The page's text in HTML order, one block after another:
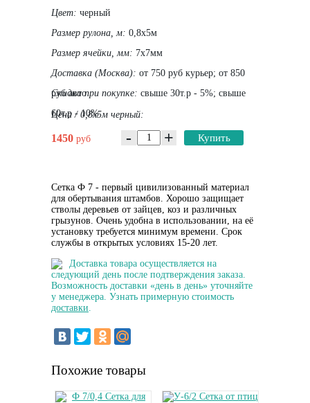
Цвет: черный
Размер рулона, м: 0,8х5м
Размер ячейки, мм: 7х7мм
Доставка (Москва): от 750 руб курьер; от 850
руб авто
Скидка при покупке: свыше 30т.р - 5%; свыше
60т.р - 10%
Цена / 0,8х5м черный:
1450 руб - + Купить
Сетка Ф 7 - первый цивилизованный материал
для обертывания штамбов. Хорошо защищает
стволы деревьев от зайцев, коз и различных
грызунов. Очень удобна в использовании, на её
установку требуется минимум времени. Срок
службы в открытых условиях 15-20 лет.
Доставка товара осуществляется на
следующий день после подтверждения заказа.
Возможность доставки «день в день» уточняйте
у менеджера. Узнать примерную стоимость
доставки.
Похожие товары